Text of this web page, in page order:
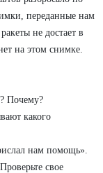
переданные нам
не достает в
на этом снимке.
Почему?
какого
нам помощь».
свое